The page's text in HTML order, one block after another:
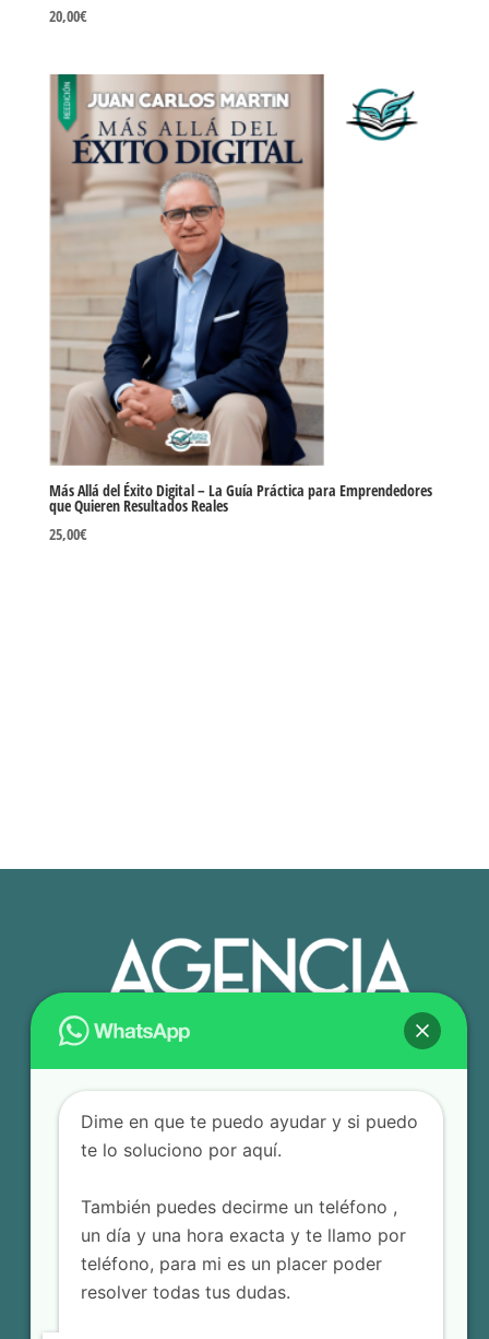
20,00€
Más Allá del Éxito Digital – La Guía Práctica para Emprendedores
que Quieren Resultados Reales
25,00€
Dime en que te puedo ayudar y si puedo
te lo soluciono por aquí.
También puedes decirme un teléfono ,
un día y una hora exacta y te llamo por
teléfono, para mi es un placer poder
resolver todas tus dudas.